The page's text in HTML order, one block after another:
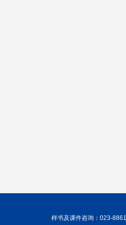
样书及课件咨询：023-